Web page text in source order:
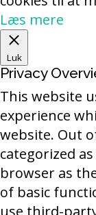
Læs mere
Luk
Privacy
This website
experience
website. Out
categorized
browser as
of basic
use third-